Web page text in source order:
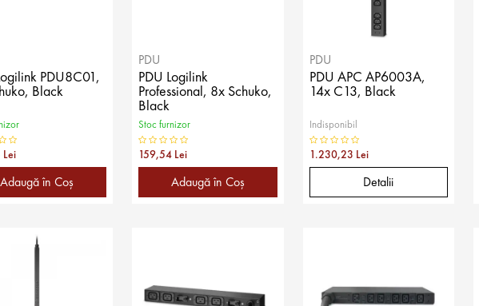
PDU8C01,
Black
Lei
Adaugă în Coş
PDU
PDU Logilink
Professional, 8x Schuko,
Black
Stoc furnizor
159,54 Lei
Adaugă în Coş
PDU
PDU APC AP6003A,
14x C13, Black
Indisponibil
1.230,23 Lei
Detalii